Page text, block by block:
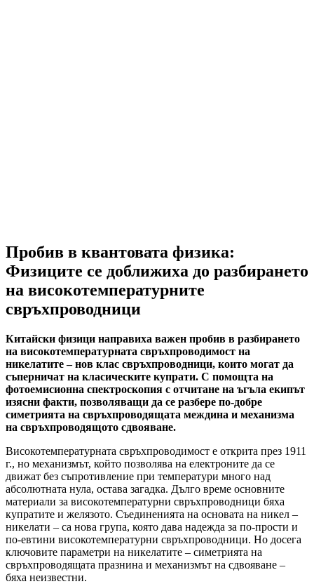
Пробив в квантовата физика:
Физиците се доближиха до разбирането
на високотемпературните
свръхпроводници
Китайски физици направиха важен пробив в разбирането
на високотемпературната свръхпроводимост на
никелатите – нов клас свръхпроводници, които могат да
съперничат на класическите купрати. С помощта на
фотоемисионна спектроскопия с отчитане на ъгъла екипът
изясни факти, позволяващи да се разбере по-добре
симетрията на свръхпроводящата междина и механизма
на свръхпроводящото сдвояване.
Високотемпературната свръхпроводимост е открита през 1911
г., но механизмът, който позволява на електроните да се
движат без съпротивление при температури много над
абсолютната нула, остава загадка. Дълго време основните
материали за високотемпературни свръхпроводници бяха
купратите и желязото. Съединенията на основата на никел –
никелати – са нова група, която дава надежда за по-прости и
по-евтини високотемпературни свръхпроводници. Но досега
ключовите параметри на никелатите – симетрията на
свръхпроводящата празнина и механизмът на сдвояване –
бяха неизвестни.